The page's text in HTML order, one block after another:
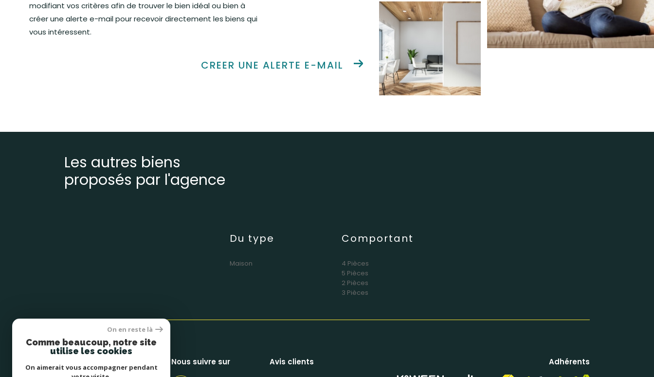
modifiant vos critères afin de trouver le bien idéal ou bien à
créer une alerte e-mail pour recevoir directement les biens qui
vous intéressent.
CREER UNE ALERTE E-MAIL
Les autres biens
proposés par l'agence
Du type
Maison
Comportant
4 Pièces
5 Pièces
2 Pièces
3 Pièces
Nous suivre sur Avis clients Adhérents
On en reste là
Comme beaucoup, notre site
utilise les cookies
On aimerait vous accompagner pendant